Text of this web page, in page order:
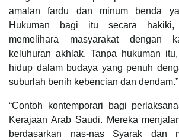
amalan fardu dan minum benda
Hukuman bagi itu secara hakiki,
memelihara masyarakat dengan
keluhuran akhlak. Tanpa hukuman
hidup dalam budaya yang penuh
suburlah benih kebencian dan dendam.”
“Contoh kontemporari bagi
Kerajaan Arab Saudi. Mereka
berdasarkan nas-nas Syarak dan